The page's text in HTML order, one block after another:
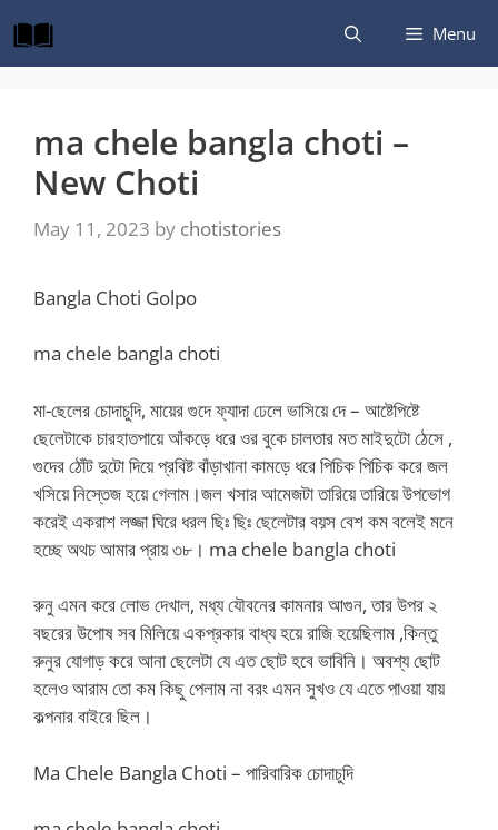
to
content
Menu
ma chele bangla choti –
New Choti
May 11, 2023 by chotistories
Bangla Choti Golpo
ma chele bangla choti
মা-ছেলের চোদাচুদি, মায়ের গুদে ফ্যাদা ঢেলে ভাসিয়ে দে – আষ্টেপিষ্টে
ছেলেটাকে চারহাতপায়ে আঁকড়ে ধরে ওর বুকে চালতার মত মাইদুটো ঠেসে ,
গুদের ঠোঁট দুটো দিয়ে প্রবিষ্ট বাঁড়াখানা কামড়ে ধরে পিচিক পিচিক করে জল
খসিয়ে নিস্তেজ হয়ে গেলাম।জল খসার আমেজটা তারিয়ে তারিয়ে উপভোগ
করেই একরাশ লজ্জা ঘিরে ধরল ছিঃ ছিঃ ছেলেটার বয়স বেশ কম বলেই মনে
হচ্ছে অথচ আমার প্রায় ৩৮। ma chele bangla choti
রুনু এমন করে লোভ দেখাল, মধ্য যৌবনের কামনার আগুন, তার উপর ২
বছরের উপোষ সব মিলিয়ে একপ্রকার বাধ্য হয়ে রাজি হয়েছিলাম ,কিন্তু
রুনুর যোগাড় করে আনা ছেলেটা যে এত ছোট হবে ভাবিনি। অবশ্য ছোট
হলেও আরাম তো কম কিছু পেলাম না বরং এমন সুখও যে এতে পাওয়া যায়
কল্পনার বাইরে ছিল।
Ma Chele Bangla Choti – পারিবারিক চোদাচুদি